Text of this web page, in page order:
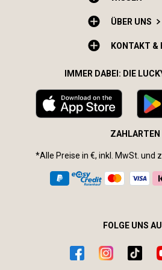
ÜBER UNS
KONTAKT &
IMMER DABEI: DIE
ZAHLARTEN
*Alle Preise in €, inkl. MwSt. und
FOLGE UNS